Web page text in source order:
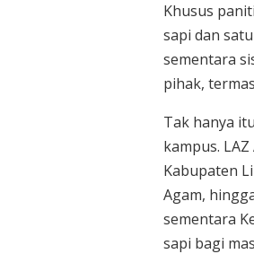
Khusus
sapi dan
sementara
pihak,
Tak hanya
kampus.
Kabupaten
Agam,
sementara
sapi bagi